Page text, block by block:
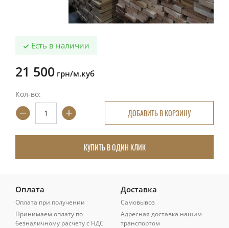
Есть в наличии
21 500 грн/м.куб
Кол-во:
ДОБАВИТЬ В КОРЗИНУ
КУПИТЬ В ОДИН КЛИК
Оплата
Оплата при получении
Принимаем оплату по
безналичному расчету с НДС
Доставка
Самовывоз
Адресная доставка нашим
транспортом